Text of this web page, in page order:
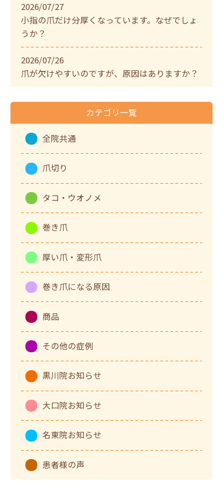
2026/07/27
小指の爪だけ分厚くなっています。なぜでしょ
うか？
2026/07/26
爪が欠けやすいのですが、原因はありますか？
カテゴリ一覧
全院共通
爪切り
タコ・ウオノメ
巻き爪
厚い爪・変形爪
巻き爪になる原因
商品
その他の症例
黒川院お知らせ
大口院お知らせ
名東院お知らせ
患者様の声